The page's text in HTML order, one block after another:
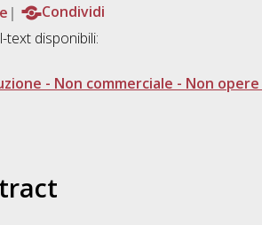
Condividi
text disponibili:
- Non commerciale - Non opere